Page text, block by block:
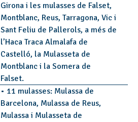
Girona i les mulasses de Falset,
Montblanc, Reus, Tarragona, Vic i
Sant Feliu de Pallerols, a més de
l’Haca Traca Almalafa de
Castelló, la Mulasseta de
Montblanc i la Somera de
Falset.
• 11 mulasses: Mulassa de
Barcelona, Mulassa de Reus,
Mulassa i Mulasseta de